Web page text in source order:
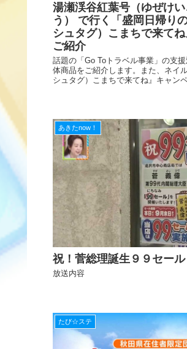
湯瀬渓谷紅葉号（ゆぜけ
う） で行く「盛岡日帰り
シュタグ）こまちで来て
ご紹介
話題の「Go Toトラベル事業」の支
体商品をご紹介します。また、ネイ
シュタグ）こまちで来てね』キャン
あきたnow！
祝！菅総理誕生９９セール
放送内容
たび☆ステ